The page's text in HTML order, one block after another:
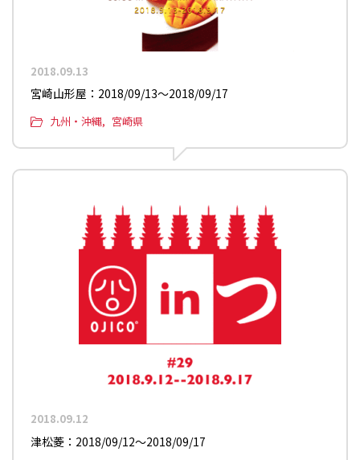
2018.09.13
宮崎山形屋：2018/09/13〜2018/09/17
九州・沖縄 宮崎県
2018.09.12
津松菱：2018/09/12〜2018/09/17